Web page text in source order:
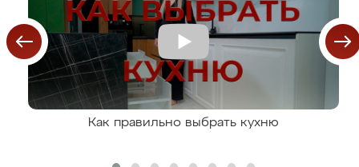
Как правильно выбрать кухню